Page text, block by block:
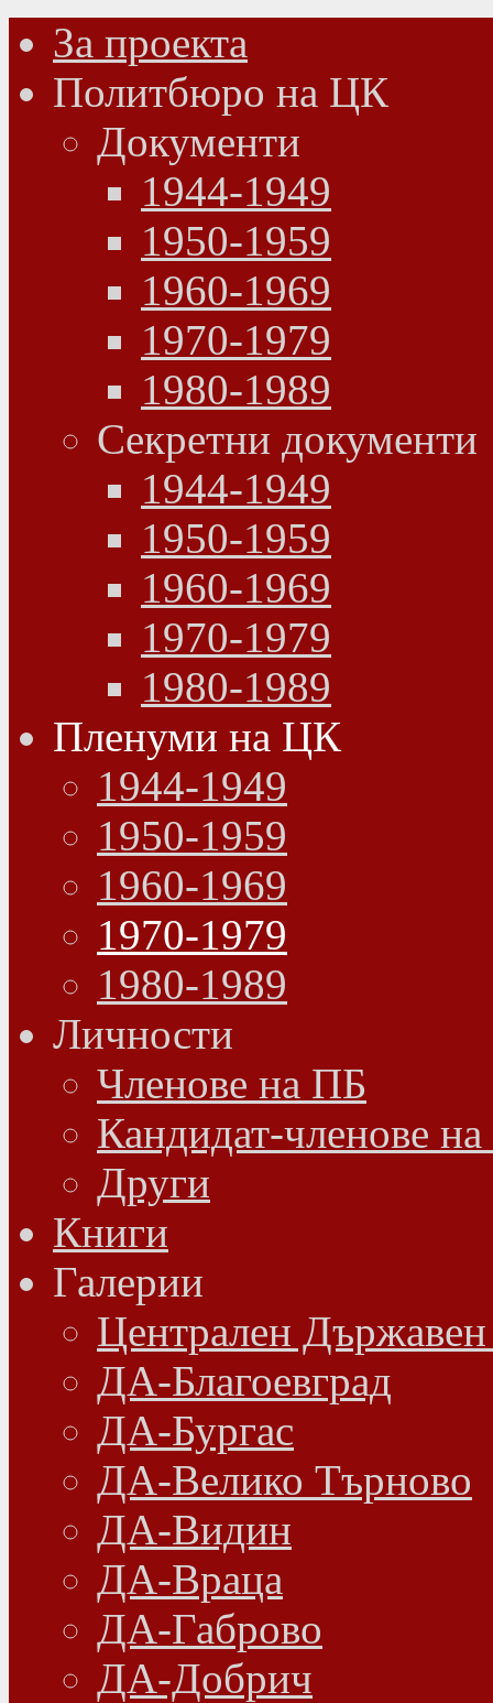
За проекта
Политбюро на ЦК
Документи
1944-1949
1950-1959
1960-1969
1970-1979
1980-1989
Секретни документи
1944-1949
1950-1959
1960-1969
1970-1979
1980-1989
Пленуми на ЦК
1944-1949
1950-1959
1960-1969
1970-1979
1980-1989
Личности
Членове на ПБ
Кандидат-членове
Други
Книги
Галерии
Централен
ДА-Благоевград
ДА-Бургас
ДА-Велико Търново
ДА-Видин
ДА-Враца
ДА-Габрово
ДА-Добрич